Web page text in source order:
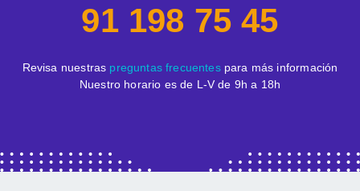
91 198 75 45
Revisa nuestras preguntas frecuentespara más información
Nuestro horario es de L-V de 9h a 18h